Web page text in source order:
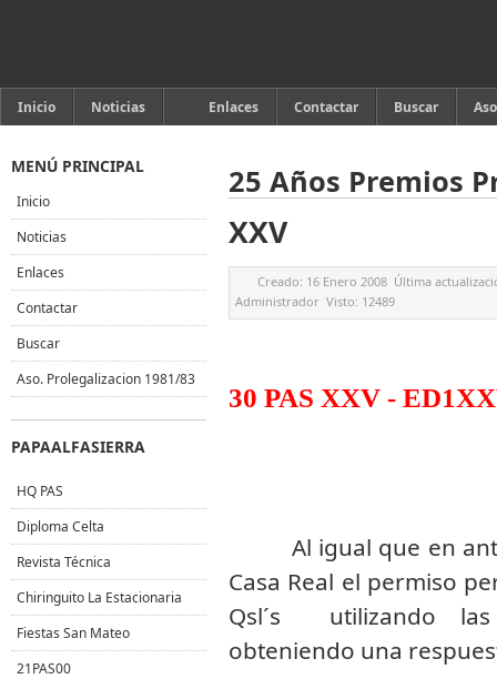
Inicio Noticias Enlaces Contactar Buscar
25 Años Premios
XXV
Creado: 16 Enero 2008 Última
Administrador Visto: 12489
30 PAS XXV -
Al igual que en
Casa Real el permiso
Qsl´s utilizando
obteniendo una
MENÚ PRINCIPAL
Inicio
Noticias
Enlaces
Contactar
Buscar
Aso. Prolegalizacion 1981/83
PAPAALFASIERRA
HQ PAS
Diploma Celta
Revista Técnica
Chiringuito La Estacionaria
Fiestas San Mateo
21PAS00